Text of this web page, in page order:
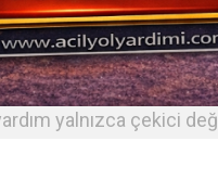
yalnızca çekici